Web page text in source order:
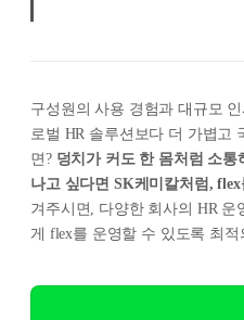
구성원의 사용 경험과 대규모
로벌 HR 솔루션보다 더 가볍고
면? 덩치가 커도 한 몸처럼 소
나고 싶다면 SK케미칼처럼,
겨주시면, 다양한 회사의 HR
게 flex를 운영할 수 있도록 최